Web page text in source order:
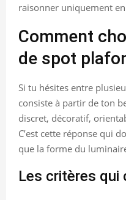
raisonner uniquement
Comment
de spot
Si tu hésites entre
consiste à partir de ton
discret, décoratif,
C’est cette réponse qui
que la forme du
Les critères qui